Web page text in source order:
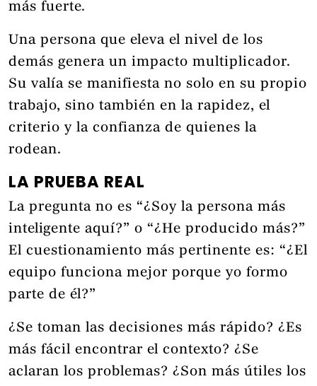
más fuerte.
Una persona que eleva el nivel de los
demás genera un impacto multiplicador.
Su valía se manifiesta no solo en su propio
trabajo, sino también en la rapidez, el
criterio y la confianza de quienes la
rodean.
LA PRUEBA REAL
La pregunta no es “¿Soy la persona más
inteligente aquí?” o “¿He producido más?”
El cuestionamiento más pertinente es: “¿El
equipo funciona mejor porque yo formo
parte de él?”
¿Se toman las decisiones más rápido? ¿Es
más fácil encontrar el contexto? ¿Se
aclaran los problemas? ¿Son más útiles los